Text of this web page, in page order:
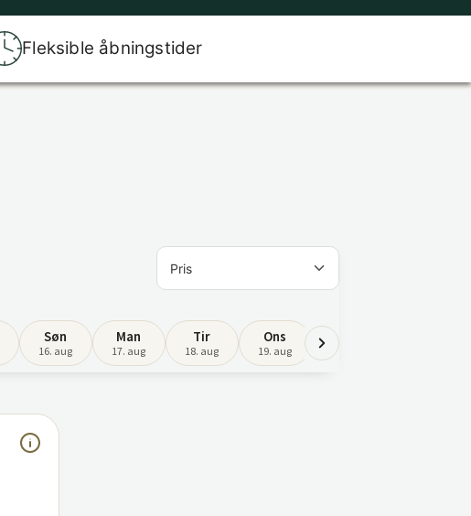
Fleksible åbningstider
Søn
16. aug
Man
17. aug
Tir
18. aug
Ons
19. aug
Tor
20. aug